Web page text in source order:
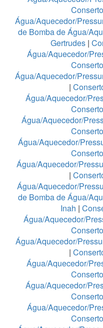
Água/Aquecedor/
de Bomba de Água/
Gertrudes |
Água/Aquecedor/
Água/Aquecedor/
|
Água/Aquecedor/
Água/Aquecedor/
Água/Aquecedor/
Água/Aquecedor/
|
Água/Aquecedor/
de Bomba de Água/
Inah |
Água/Aquecedor/
Água/Aquecedor/
|
Água/Aquecedor/
Água/Aquecedor/
Água/Aquecedor/